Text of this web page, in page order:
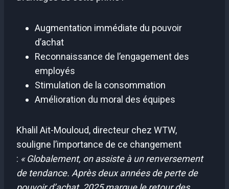
Augmentation immédiate du pouvoir
d’achat
Reconnaissance de l’engagement des
employés
Stimulation de la consommation
Amélioration du moral des équipes
Khalil Ait-Mouloud, directeur chez WTW,
souligne l’importance de ce changement
: « Globalement, on assiste à un renversement
de tendance. Après deux années de perte de